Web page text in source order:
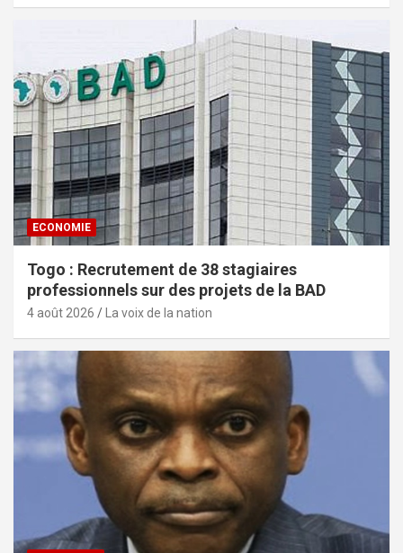
ECONOMIE
Togo : Recrutement de 38 stagiaires
professionnels sur des projets de la BAD
4 août 2026 La voix de la nation